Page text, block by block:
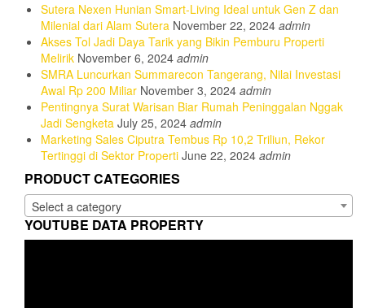
Sutera Nexen Hunian Smart-Living Ideal untuk Gen Z dan
Milenial dari Alam Sutera November 22, 2024 admin
Akses Tol Jadi Daya Tarik yang Bikin Pemburu Properti
Melirik November 6, 2024 admin
SMRA Luncurkan Summarecon Tangerang, Nilai Investasi
Awal Rp 200 Miliar November 3, 2024 admin
Pentingnya Surat Warisan Biar Rumah Peninggalan Nggak
Jadi Sengketa July 25, 2024 admin
Marketing Sales Ciputra Tembus Rp 10,2 Triliun, Rekor
Tertinggi di Sektor Properti June 22, 2024 admin
PRODUCT CATEGORIES
Select a category
YOUTUBE DATA PROPERTY